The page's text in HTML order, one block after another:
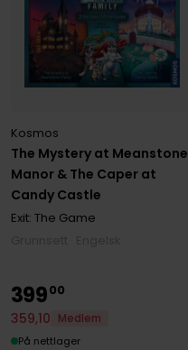
The Mystery at Meanstone
Manor & The Caper at
Candy Castle
Kosmos
Exit: The Game
39900
359,10
Medlem
På nettlager